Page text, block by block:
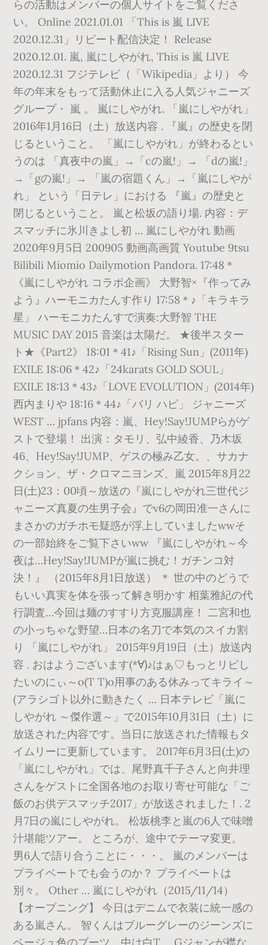
らの活動はメンバーの個人サイトをご覧くださ
い。 Online 2021.01.01 「This is 嵐 LIVE
2020.12.31」リピート配信決定！ Release
2020.12.01. 嵐, 嵐にしやがれ, This is 嵐 LIVE
2020.12.31 フジテレビ（「Wikipedia」より） 今
年の年末をもって活動休止に入る人気ジャニーズ
グループ・ 嵐 。 嵐にしやがれ. 「嵐にしやがれ」
2016年1月16日（土）放送内容 . 『嵐』の歴史を閉
じるということ。 「嵐にしやがれ」が終わるとい
うのは 「真夜中の嵐」→「cの嵐!」→ 「dの嵐!」
→「gの嵐!」→ 「嵐の宿題くん」→「嵐にしやが
れ」 という「日テレ」における 『嵐』の歴史と
閉じるということ。 嵐と松坂の語り場. 内容：デ
スマッチに氷川きよし初 … 嵐にしやがれ 動画
2020年9月5日 200905 動画高画質 Youtube 9tsu
Bilibili Miomio Dailymotion Pandora. 17:48＊
《嵐にしやがれ コラボ企画》 大野智×『作ってみ
よう』ハーモニカたんす作り 17:58＊♪「キラキラ
星」 ハーモニカたんすで演奏:大野智 THE
MUSIC DAY 2015 音楽は太陽だ。 ★後半スター
ト★《Part2》 18:01＊41♪「Rising Sun」(2011年)
EXILE 18:06＊42♪「24karats GOLD SOUL」
EXILE 18:13＊43♪「LOVE EVOLUTION」(2014年)
西内まりや 18:16＊44♪「バリ ハピ」 ジャニーズ
WEST … jpfans 内容：嵐、Hey!Say!JUMPらがゲ
ストで登場！ 出演：タモリ、弘中綾香、乃木坂
46、Hey!Say!JUMP、ゲスの極み乙女。、サカナ
クション、ザ・クロマニヨンズ、嵐 2015年8月22
日(土)23：00頃～放送の『嵐にしやがれ三世代ジ
ャニーズ真夏の生男子会』でv6の岡田准一さんに
まさかのガチホモ疑惑が浮上していましたwwそ
の一部始終をご覧下さいww 『嵐にしやがれ～今
夜は…Hey!Say!JUMPが嵐に挑む！ガチンコ対
決！』 （2015年8月1日放送） ＊ 世の中のどうで
もいい真実を体を張って解き明かす 相葉雅紀の代
行調査…今回は麺のすすり方克服講座！ 二宮和也
の小っちゃな野望…日本の名刀で本気のスイカ割
り 「嵐にしやがれ」 2015年9月19日（土）放送内
容 . おはようございます(*´∀`)♪はぁ♡もっとリピし
たいのにぃ～o(T T)o用事のある休みってキライ～
(アラシゴト以外に動きたく … 日本テレビ「嵐に
しやがれ ～傑作選～」で2015年10月31日（土）に
放送された内容です。当日に放送された情報もタ
イムリーに更新しています。 2017年6月3日(土)の
「嵐にしやがれ」では、尾野真千子さんと向井理
さんをゲストに全国各地のお取り寄せ可能な「ご
飯のお供デスマッチ2017」が放送されました！. 2
月7日の嵐にしやがれ。 松坂桃李と嵐の6人で味噌
汁堪能ツアー。 ところが、途中でテーマ変更。
男6人で語り合うことに・・・。 嵐のメンバーは
プライベートでも会うのか？ プライベートは
別々。 Other … 嵐にしやがれ（2015/11/14）
【オープニング】 今日はデニムで衣装に統一感の
ある嵐さん。 智くんはブルーグレーのジーンズに